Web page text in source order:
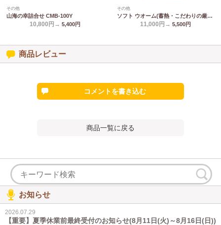
その他
山海の幸詰合せ CMB-100Y
10,800円→ 5,400円
その他
ソフト ウオーム(蓄熱・こだわりの厳選) あったか遠赤 極ふわ合わせ綿入毛布 24100
11,000円→ 5,500円
商品レビュー
コメントを書き込む
商品一覧に戻る
お知らせ
2026.07.29
【重要】夏季休業前最終受付のお知らせ(8月11日(火)～8月16日(日))